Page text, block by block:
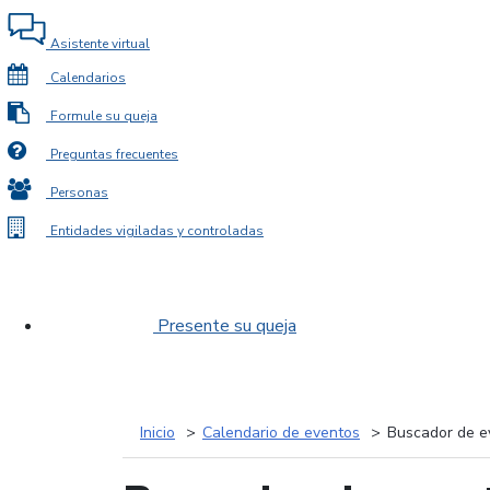
Asistente virtual
Calendarios
Formule su queja
Preguntas frecuentes
Personas
Entidades vigiladas y controladas
Presente su queja
Inicio Calendario de eventos Buscador de